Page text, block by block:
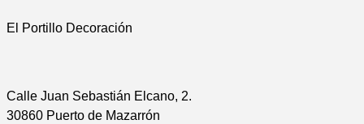
El Portillo Decoración
Calle Juan Sebastián Elcano, 2.
30860 Puerto de Mazarrón